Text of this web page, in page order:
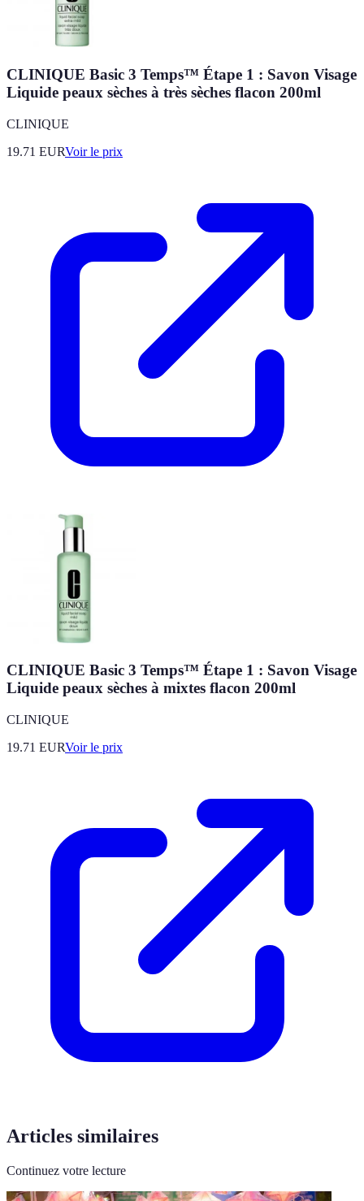
CLINIQUE Basic 3 Temps™ Étape 1 : Savon Visage
Liquide peaux sèches à très sèches flacon 200ml
CLINIQUE
19.71 EURVoir le prix
CLINIQUE Basic 3 Temps™ Étape 1 : Savon Visage
Liquide peaux sèches à mixtes flacon 200ml
CLINIQUE
19.71 EURVoir le prix
Articles similaires
Continuez votre lecture